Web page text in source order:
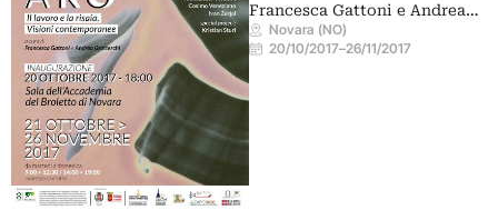
Francesca Gattoni e Andrea…
Novara (NO)
20/10/2017–26/11/2017